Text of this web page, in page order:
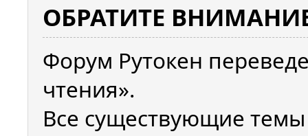
ОБРАТИТЕ
Форум Рутокен
чтения».
Все существующие